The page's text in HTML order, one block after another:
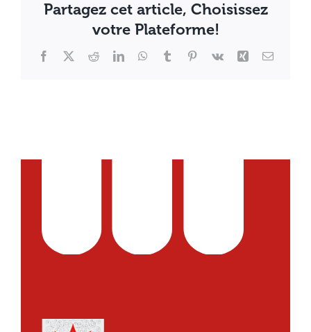
Partagez cet article, Choisissez
votre Plateforme!
Facebook
X RedditLinkedInWhatsApp
TumblrPinterest
Vk Xing Email